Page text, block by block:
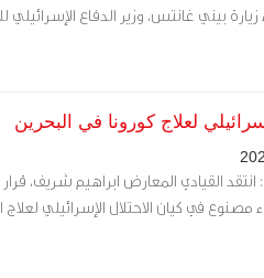
بيني غانتس، وزير الدفاع الإسرائيلي
لعلاج كورونا في البحرين
انتقد القيادي المعارض ابراهيم شريف،
في كيان الاحتلال الإسرائيلي لعلاج الكوفيد